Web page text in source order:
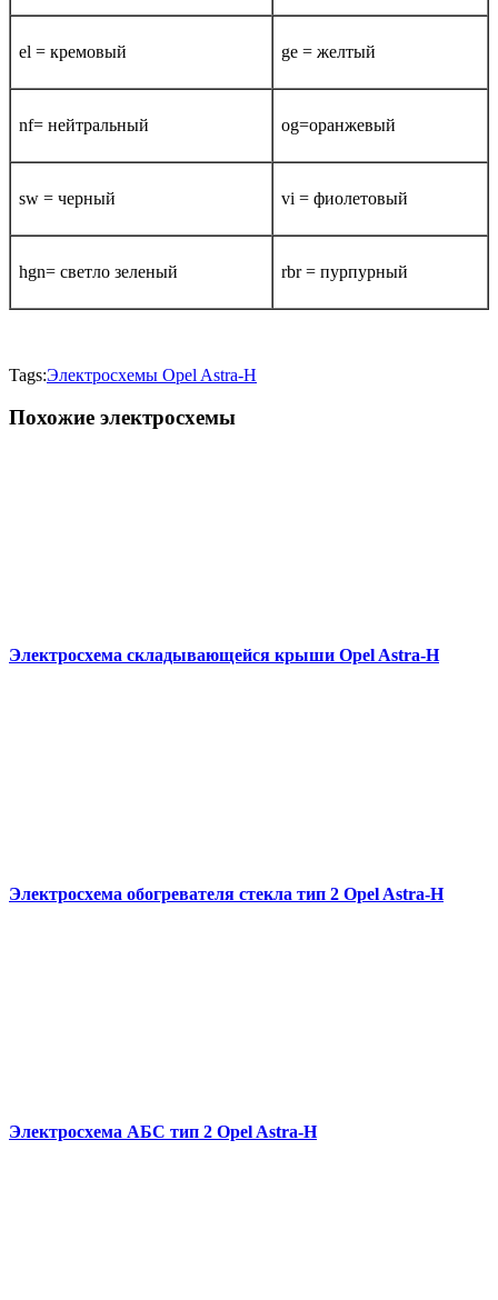
el = кремовый ge = желтый
nf= нейтральный og=оранжевый
sw = черный vi = фиолетовый
hgn= светло зеленый rbr = пурпурный
Tags:Электросхемы Opel Astra-H
Похожие электросхемы
Электросхема складывающейся крыши Opel Astra-H
Электросхема обогревателя стекла тип 2 Opel Astra-H
Электросхема АБС тип 2 Opel Astra-H